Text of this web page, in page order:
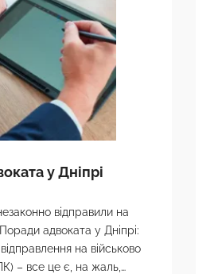
у Дніпрі
відправили на
адвоката у Дніпрі:
на військово
– все це є, на жаль,